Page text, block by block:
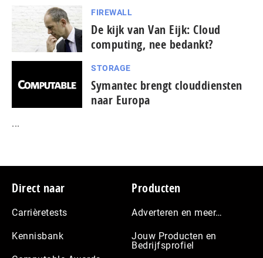
FIREWALL
De kijk van Van Eijk: Cloud
computing, nee bedankt?
STORAGE
Symantec brengt clouddiensten
naar Europa
...
Footer
Direct naar
Carrièretests
Kennisbank
Producten
Adverteren en meer…
Jouw Producten en
Bedrijfsprofiel